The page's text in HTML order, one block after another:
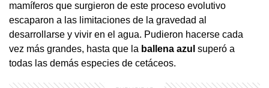
mamíferos que surgieron de este proceso evolutivo
escaparon a las limitaciones de la gravedad al
desarrollarse y vivir en el agua. Pudieron hacerse cada
vez más grandes, hasta que la ballena azul superó a
todas las demás especies de cetáceos.